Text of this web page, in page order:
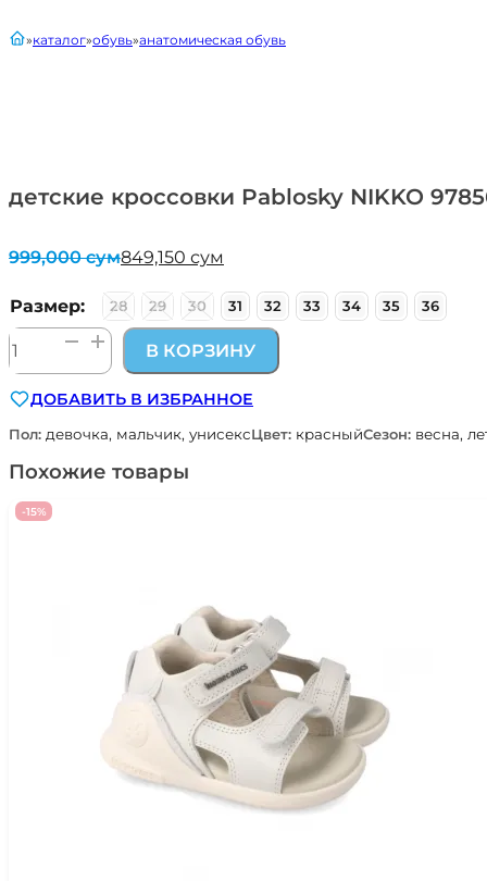
детские кроссовки Pablosky NIKKO
главнаякаталог обувь анатомическая обувь
999,000сум
Первоначальная
составляла
999,000 сум.
849,150 сум
Текущая
849,150 сум.
Размер: 28 29 30 31 32 33 34 35 36
Количество
товара
кроссовки
Pablosky
NIKKO
978565
В КОРЗИНУ
ДОБАВИТЬ В ИЗБРАННОЕ
Пол: девочка, мальчик, унисексЦвет: красныйСезон: весна,
Похожие товары
-15%